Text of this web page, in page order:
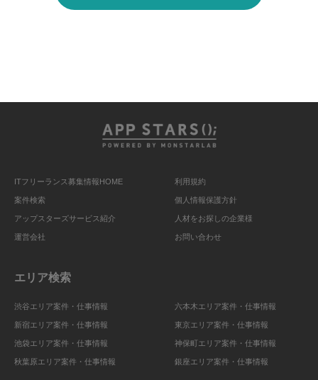
ITフリーランス募集情報HOME
案件検索
アップスターズサービス紹介
運営会社
利用規約
個人情報保護方針
人材をお探しの企業様
お問い合わせ
エリア検索
渋谷エリア案件・仕事情報
新宿エリア案件・仕事情報
池袋エリア案件・仕事情報
秋葉原エリア案件・仕事情報
六本木エリア案件・仕事情報
東京エリア案件・仕事情報
神保町エリア案件・仕事情報
銀座エリア案件・仕事情報